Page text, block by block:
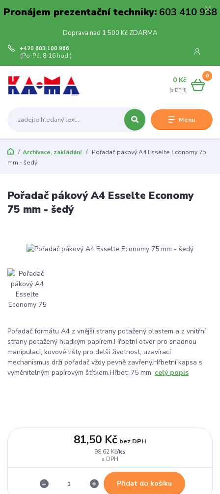
Pronájem prezentační techniky:603 410 938
Doprava nad 1 500 Kč ZDARMA
Menu
+420 603 100 966
(Po-Pá, 8-16 hod.)
0
0 Kč
Archivace, zakládání
Pořadač pákový A4 Esselte Economy 75
mm - šedý
Pořadač pákový A4 Esselte Economy
75 mm - šedý
Pořadač formátu A4 z vnější strany potažený plastem a z vnitřní
strany potažený hladkým papírem.Hřbetní otvor pro snadnou
manipulaci, kovové lišty pro delší životnost, uzavírací
mechanismus drží pořadač vždy pevně zavřený.Hřbetní kapsa s
vyměnitelným papírovým štítkem.Hřbet: 75 mm. celý popis
98,62 Kč/ks
81,50 Kč bez DPH
Přidat do košíku